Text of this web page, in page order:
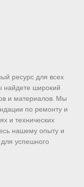
ресурс для всех
найдете широкий
и материалов. Мы
по ремонту и
и технических
нашему опыту и
успешного